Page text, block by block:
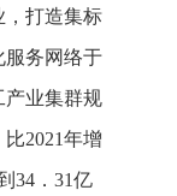
，打造集标
服务网络于
产业集群规
2021年增
34．31亿